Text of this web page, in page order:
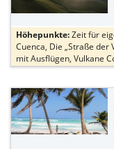
Höhepunkte:Zeit für
Cuenca, Die „Straße der
mit Ausflügen, Vulkane